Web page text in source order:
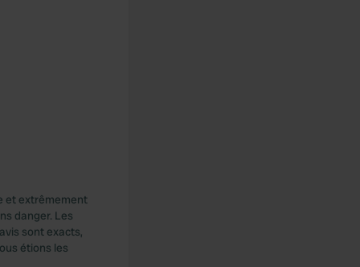
et extrêmement
danger. Les
sont exacts,
étions les